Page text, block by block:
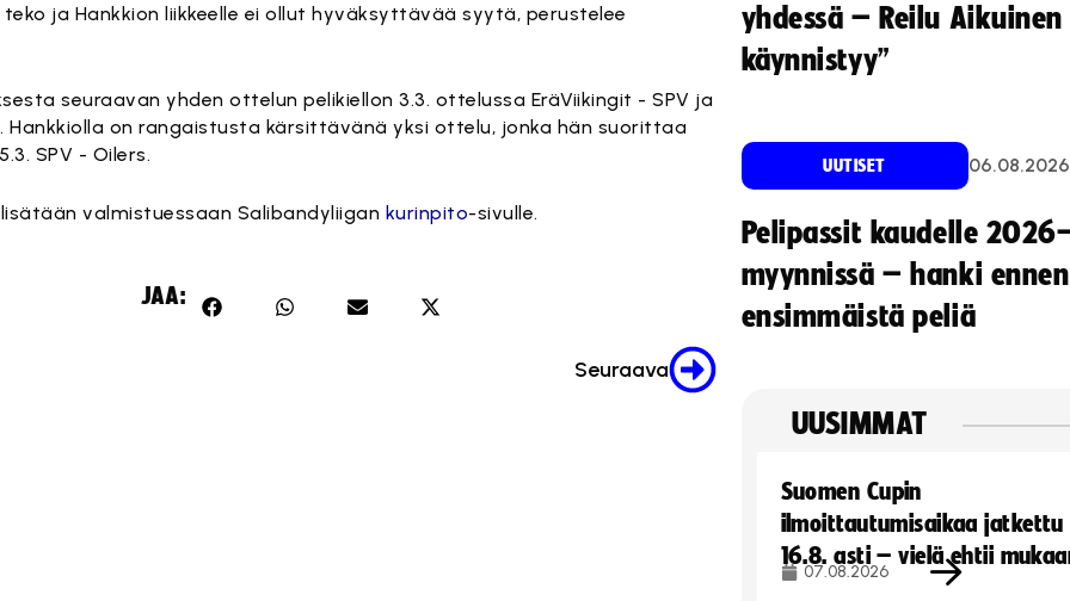
ja Hankkion liikkeelle ei ollut hyväksyttävää syytä, perustelee
seuraavan yhden ottelun pelikiellon 3.3. ottelussa EräViikingit - SPV ja
Hankkiolla on rangaistusta kärsittävänä yksi ottelu, jonka hän suorittaa
SPV - Oilers.
valmistuessaan Salibandyliigan kurinpito-sivulle.
JAA:
Seuraava
yhdessä – Reilu
käynnistyy”
UUTISET 06.08.2026
Pelipassit kaudelle
myynnissä – hanki ennen
ensimmäistä peliä
UUSIMMAT
Suomen Cupin
ilmoittautumisaikaa jatkettu
16.8. asti – vielä ehtii
07.08.2026